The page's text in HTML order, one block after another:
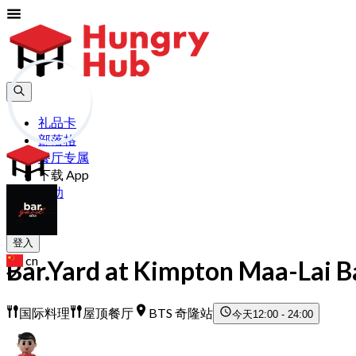
礼品卡
部落格
餐厅专属
下载 App
帮助
登入
cn
Bar.Yard at Kimpton Maa-Lai
国际料理 屋顶餐厅 BTS 奇隆站 今天12:00 - 24:00